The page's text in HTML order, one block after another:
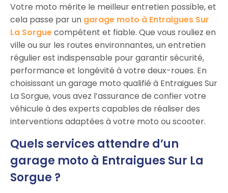
Votre moto mérite le meilleur entretien possible, et
cela passe par un garage moto à Entraigues Sur
La Sorguecompétent et fiable. Que vous rouliez en
ville ou sur les routes environnantes, un entretien
régulier est indispensable pour garantir sécurité,
performance et longévité à votre deux-roues. En
choisissant un garage moto qualifié à Entraigues Sur
La Sorgue, vous avez l’assurance de confier votre
véhicule à des experts capables de réaliser des
interventions adaptées à votre moto ou scooter.
Quels services attendre d’un
garage moto à Entraigues Sur La
Sorgue ?